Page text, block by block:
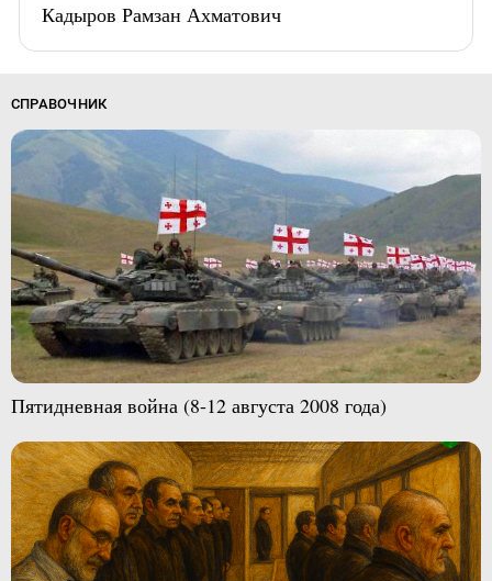
Кадыров Рамзан Ахматович
СПРАВОЧНИК
Пятидневная война (8-12 августа 2008 года)